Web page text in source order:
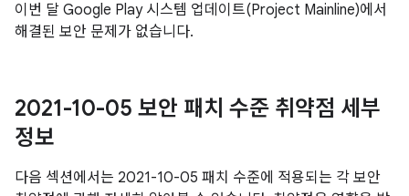
이번 달 Google Play 시스템 업데이트(Project Mainline)에서
해결된 보안 문제가 없습니다.
2021-10-05 보안 패치 수준 취약점 세부
정보
다음 섹션에서는 2021-10-05 패치 수준에 적용되는 각 보안